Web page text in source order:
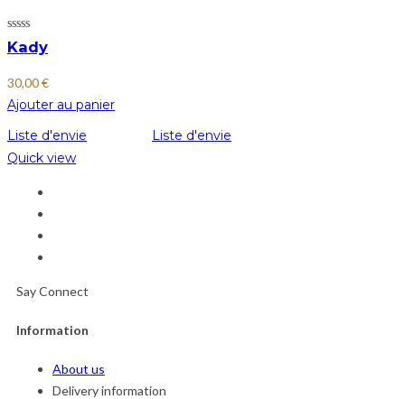
Kady
30,00€
Ajouter au panier
Liste d'envie
Liste d'envie
Quick view
Say Connect
Information
About us
Delivery information